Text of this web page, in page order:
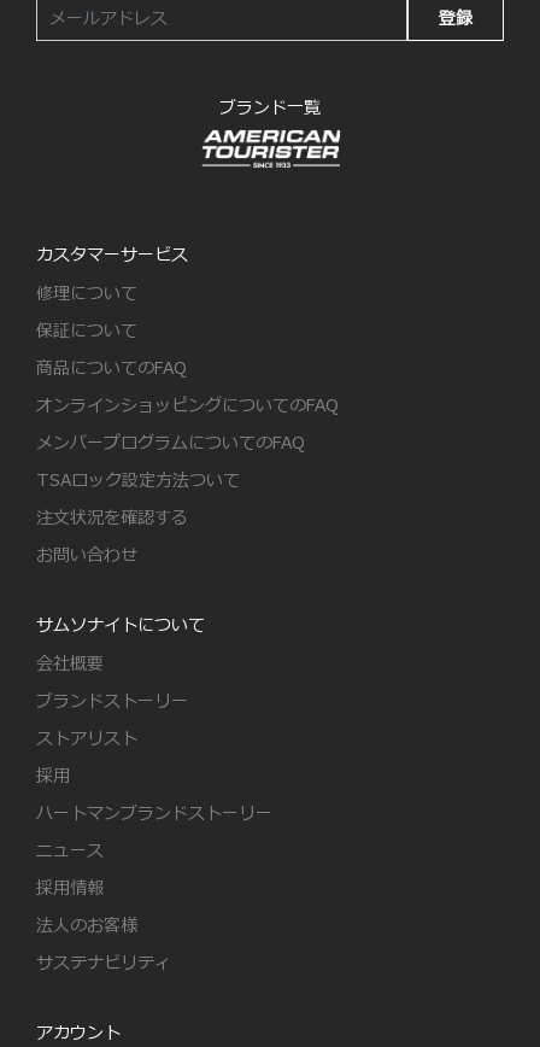
登録
ブランド一覧
カスタマーサービス
修理について
保証について
商品についてのFAQ
オンラインショッピングについてのFAQ
メンバープログラムについてのFAQ
TSAロック設定方法ついて
注文状況を確認する
お問い合わせ
サムソナイトについて
会社概要
ブランドストーリー
ストアリスト
採用
ハートマンブランドストーリー
ニュース
採用情報
法人のお客様
サステナビリティ
アカウント